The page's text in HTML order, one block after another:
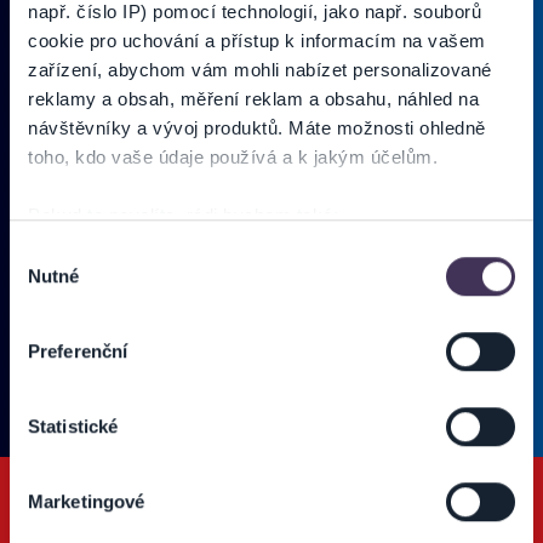
např. číslo IP) pomocí technologií, jako např. souborů
cookie pro uchování a přístup k informacím na vašem
zařízení, abychom vám mohli nabízet personalizované
reklamy a obsah, měření reklam a obsahu, náhled na
návštěvníky a vývoj produktů. Máte možnosti ohledně
toho, kdo vaše údaje používá a k jakým účelům.
Pokud to povolíte, rádi bychom také:
které mohou být přesné na několik metrů
skenování pro konkrétní charakteristiky (otisk prstu)
Zjistěte více o tom, jak zpracováváme vaše osobní
Svůj souhlas můžete kdykoliv změnit nebo odvolat v
Na těchto stránkách využíváme soubory cookies a další
souhlasu
Nutné
Preferenční
Statistické
Marketingové
PRIHLÁSIŤ SA KODBERU NOVINIEK
Pridajte sa do zoznamu odberateľov a doručte si najnovšie špeciálne
Používateľ súhlasí s
OBCHODNÝMI PODMIENKAMI predajnej siete